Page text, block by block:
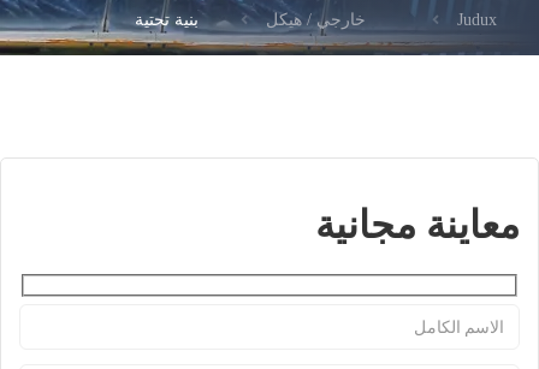
Judux خارجي / هيكل بنية تحتية
معاينة مجانية